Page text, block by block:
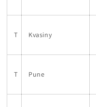
T Kvasiny
T Pune